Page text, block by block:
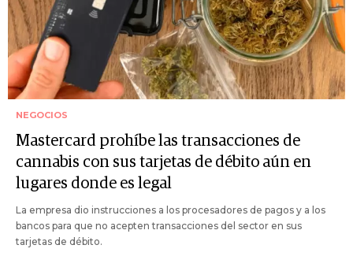
NEGOCIOS
Mastercard prohíbe las transacciones de
cannabis con sus tarjetas de débito aún en
lugares donde es legal
La empresa dio instrucciones a los procesadores de pagos y a los
bancos para que no acepten transacciones del sector en sus
tarjetas de débito.